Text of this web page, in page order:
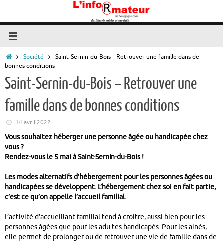
contenu
Accueil
Société
Saint-Sernin-du-Bois – Retrouver une famille dans de
bonnes conditions
Saint-Sernin-du-Bois – Retrouver une
famille dans de bonnes conditions
14 avril 2022
Vous souhaitez héberger une personne âgée ou handicapée chez
vous ?
Rendez-vous le 5 mai à Saint-Sernin-du-Bois !
Les modes alternatifs d’hébergement pour les personnes âgées ou
handicapées se développent. L’hébergement chez soi en fait partie,
c’est ce qu’on appelle l’accueil familial.
L’activité d’accueillant familial tend à croitre, aussi bien pour les
personnes âgées que pour les adultes handicapés. Pour les ainés,
elle permet de prolonger ou de retrouver une vie de famille dans de